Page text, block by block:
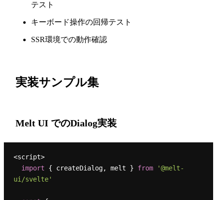
テスト
キーボード操作の回帰テスト
SSR環境での動作確認
実装サンプル集
Melt UI でのDialog実装
<script>
import { createDialog, melt } from
'@melt-
ui/svelte'